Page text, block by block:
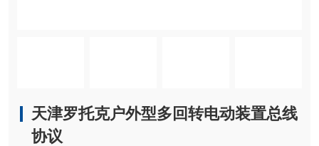
天津罗托克户外型多回转电动装置总线
协议